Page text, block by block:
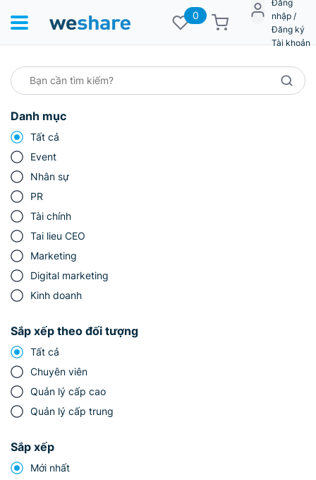
0
Đăng
nhập /
Đăng ký
Tài khoản
Danh mục
Tất cả
Event
Nhân sự
PR
Tài chính
Tai lieu CEO
Marketing
Digital marketing
Kinh doanh
Sắp xếp theo đối tượng
Tất cả
Chuyên viên
Quản lý cấp cao
Quản lý cấp trung
Sắp xếp
Mới nhất